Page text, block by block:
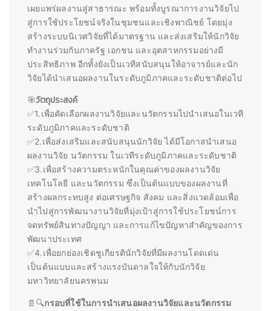
เผยแพร่ผลงานสู่สาธารณะ พร้อมทั้งบูรณาการงานวิจัยไป
สู่การใช้ประโยชน์จริงในชุมชนและเชิงพาณิชย์ โดยมุ่ง
สร้างระบบนิเวศวิจัยที่ได้มาตรฐาน และส่งเสริมให้นักวิจัย
ทำงานร่วมกับภาครัฐ เอกชน และอุตสาหกรรมอย่างมี
ประสิทธิภาพ อีกทั้งยังเป็นเวทีสนับสนุนให้อาจารย์และนัก
วิจัยได้นำเสนอผลงานในระดับภูมิภาคและระดับชาติต่อไป
🎯วัตถุประสงค์
✅1.เพื่อคัดเลือกผลงานวิจัยและนวัตกรรมไปนำเสนอในเวที
ระดับภูมิภาคและระดับชาติ
✅2.เพื่อส่งเสริมและสนับสนุนนักวิจัย ได้มีโอกาสนำเสนอ
ผลงานวิจัย นวัตกรรม ในเวทีระดับภูมิภาคและระดับชาติ
✅3.เพื่อสร้างความตระหนักในคุณค่าของผลงานวิจัย
เทคโนโลยี และนวัตกรรม ซึ่งเป็นต้นแบบของผลงานที่
สร้างผลกระทบสูง ต่อเศรษฐกิจ สังคม และสิ่งแวดล้อมเพื่อ
นำไปสู่การพัฒนางานวิจัยที่มุ่งเป้าสู่การใช้ประโยชน์การ
จดทรัพย์สินทางปัญญา และการแก้ไขปัญหาสำคัญของการ
พัฒนาประเทศ
✅4.เพื่อยกย่องเชิดชูเกียรตินักวิจัยที่มีผลงานโดดเด่น
เป็นต้นแบบและสร้างแรงบันดาลใจให้กับนักวิจัย
มหาวิทยาลัยนครพนม
📄🔍กรอบที่ใช้ในการนำเสนอผลงานวิจัยและนวัตกรรม